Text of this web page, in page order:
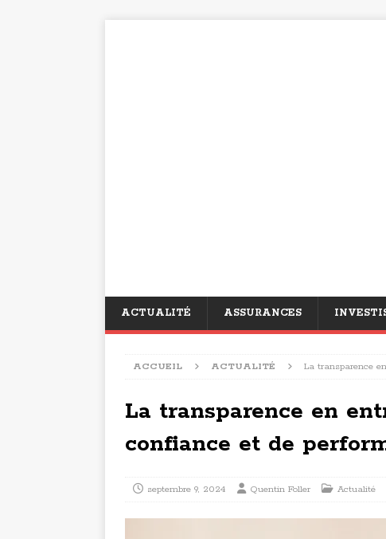
ACTUALITÉ ASSURANCES
ACCUEIL ACTUALITÉ La transparence
La transparence en
confiance et de
septembre 9, 2024 Quentin Foller Actualité